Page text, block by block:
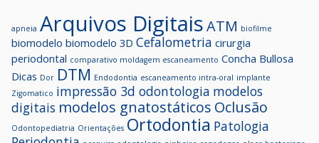
apneia Arquivos DigitaisATM biofilme
biomodelo biomodelo 3D Cefalometria cirurgia
periodontal comparativo moldagem escaneamento Concha Bullosa
Dicas Dor DTM Endodontia escaneamento intra-oral implante
Zigomatico impressão 3d odontologia modelos
digitais modelos gnatostáticos Oclusão
Odontopediatria Orientações Ortodontia Patologia